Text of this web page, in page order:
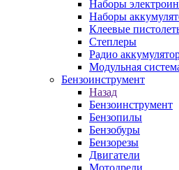
Наборы
Наборы
Клеевые
Степлеры
Радио
Модульная
Бензоинструмент
Назад
Бензоинструмент
Бензопилы
Бензобуры
Бензорезы
Двигатели
Мотодрели